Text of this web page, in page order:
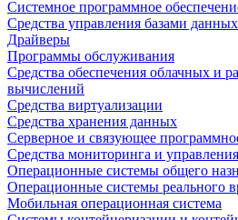
Системное программное
Средства управления базами данных
Драйверы
Программы обслуживания
Средства обеспечения облачных и
вычислений
Средства виртуализации
Средства хранения данных
Серверное и связующее
Средства мониторинга и управления
Операционные системы общего
Операционные системы реального
Мобильная операционная система